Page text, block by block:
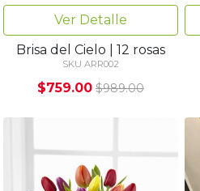
Ver Detalle
Brisa del Cielo | 12 rosas
SKU ARR002
$759.00 $989.00